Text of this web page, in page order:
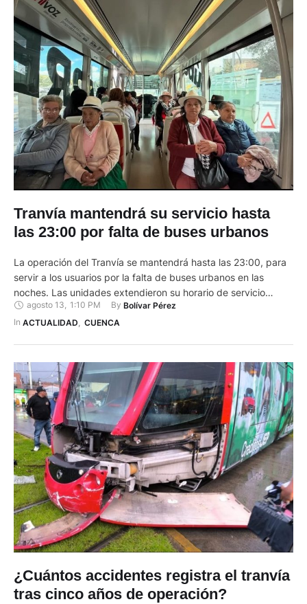
Tranvía mantendrá su servicio hasta
las 23:00 por falta de buses urbanos
La operación del Tranvía se mantendrá hasta las 23:00, para
servir a los usuarios por la falta de buses urbanos en las
noches. Las unidades extendieron su horario de servicio
desde el pasado miércoles 6 de agosto. El primer turno parte
a las 05:50, cada 10 minutos, cubriendo la ruta desde el
agosto 13, 1:10 PM By Bolívar Pérez
In ACTUALIDAD CUENCA
¿Cuántos accidentes registra el tranvía
tras cinco años de operación?